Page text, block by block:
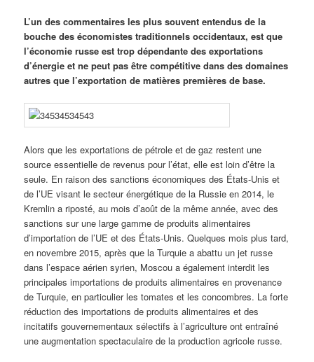
L’un des commentaires les plus souvent entendus de la
bouche des économistes traditionnels occidentaux, est que
l’économie russe est trop dépendante des exportations
d’énergie et ne peut pas être compétitive dans des domaines
autres que l’exportation de matières premières de base.
Alors que les exportations de pétrole et de gaz restent une
source essentielle de revenus pour l’état, elle est loin d’être la
seule. En raison des sanctions économiques des États-Unis et
de l’UE visant le secteur énergétique de la Russie en 2014, le
Kremlin a riposté, au mois d’août de la même année, avec des
sanctions sur une large gamme de produits alimentaires
d’importation de l’UE et des États-Unis. Quelques mois plus tard,
en novembre 2015, après que la Turquie a abattu un jet russe
dans l’espace aérien syrien, Moscou a également interdit les
principales importations de produits alimentaires en provenance
de Turquie, en particulier les tomates et les concombres. La forte
réduction des importations de produits alimentaires et des
incitatifs gouvernementaux sélectifs à l’agriculture ont entraîné
une augmentation spectaculaire de la production agricole russe.